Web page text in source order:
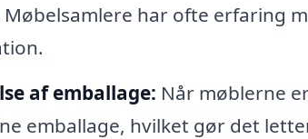
har ofte erfaring
af emballage: Når møblerne
emballage, hvilket gør det